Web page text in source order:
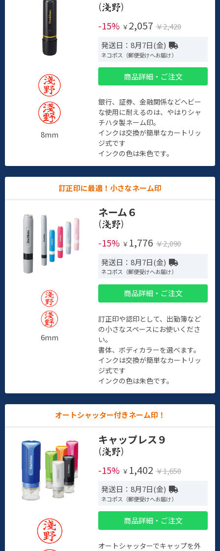
8mm
(
)
-15% ￥ 2,057 ￥2,420
発送日：8月7日(金)
ネコポス（郵便受けへお届け）
商品詳細・ご注文
銀行、証券、金融関係などヘビー
な使用に耐えるのは、やはりシャ
チハタ製ネーム印。
インクは交換が簡単なカートリッ
ジ式です
インクの色は朱色です。
訂正印に最適！小さなネーム印
6mm
ネーム６
(
)
-15% ￥ 1,776 ￥2,090
発送日：8月7日(金)
ネコポス（郵便受けへお届け）
商品詳細・ご注文
訂正印や認印として、出勤簿など
の小さなスペースにお使いくださ
い。
書体、ボディカラーを選べます。
インクは交換が簡単なカートリッ
ジ式です
インクの色は朱色です。
オートシャッター付きネーム印！
キャップレス９
(
)
-15% ￥ 1,402 ￥1,650
発送日：8月7日(金)
ネコポス（郵便受けへお届け）
商品詳細・ご注文
オートシャッターでキャップを外